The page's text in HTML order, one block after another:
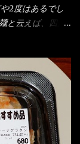
ます。 そこに
。 カレーは辛
ての熱々です。
っても過言で
で＜薄カツ＞と
るだ！ 1枚が薄
2度はあるでし
と云えば、四角
取って買い物篭
ン オーッといき
トラーメンの
！ 宮崎辛麺は
メンじゃ
よし今日のサラ